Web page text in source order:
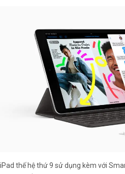
iPad thế hệ thứ 9 sử dụng kèm với